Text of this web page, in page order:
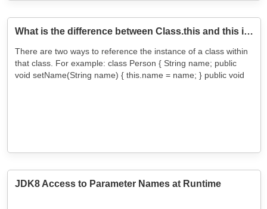
What is the difference between Class.this and this in Java
There are two ways to reference the instance of a class within
that class. For example: class Person { String name; public
void setName(String name) { this.name = name; } public void
JDK8 Access to Parameter Names at Runtime